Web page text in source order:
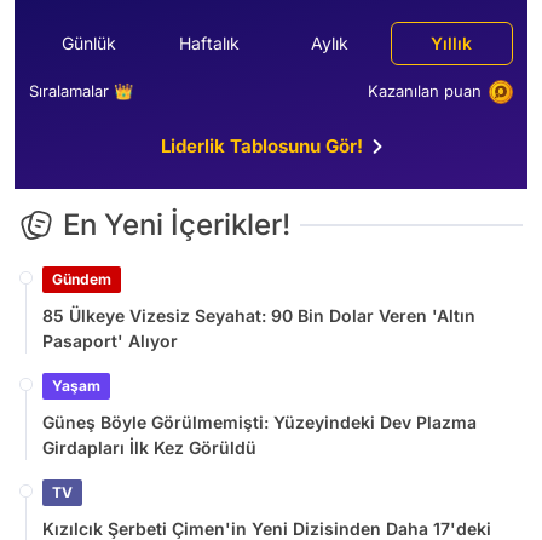
Günlük Haftalık Aylık Yıllık
Sıralamalar 👑 Kazanılan puan
Liderlik Tablosunu Gör!
En Yeni İçerikler!
Gündem
85 Ülkeye Vizesiz Seyahat: 90 Bin Dolar Veren 'Altın
Pasaport' Alıyor
Yaşam
Güneş Böyle Görülmemişti: Yüzeyindeki Dev Plazma
Girdapları İlk Kez Görüldü
TV
Kızılcık Şerbeti Çimen'in Yeni Dizisinden Daha 17'deki